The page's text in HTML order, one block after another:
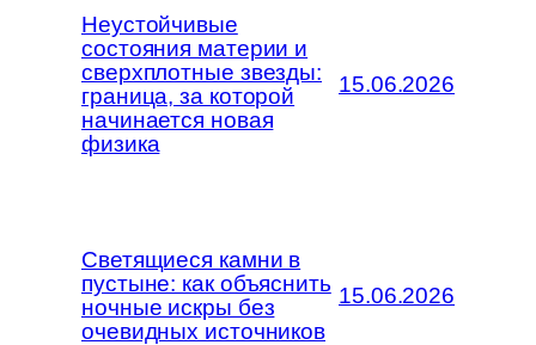
Неустойчивые
состояния материи и
сверхплотные звезды:
граница, за которой
начинается новая
физика
15.06.2026
Светящиеся камни в
пустыне: как объяснить
ночные искры без
очевидных источников
15.06.2026